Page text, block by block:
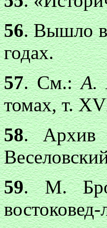
56. Вышло в
годах.
57. См.:А.
томах, т.
58.
59. М.
востоковед-